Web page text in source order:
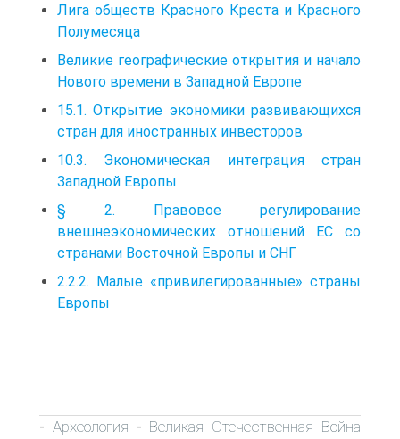
Лига обществ Красного Креста и Красного
Полумесяца
Великие географические открытия и начало
Нового времени в Западной Европе
15.1. Открытие экономики развивающихся
стран для иностранных инвесторов
10.3. Экономическая интеграция стран
Западной Европы
§ 2. Правовое регулирование
внешнеэкономических отношений ЕС со
странами Восточной Европы и СНГ
2.2.2. Малые «привилегированные» страны
Европы
- Археология - Великая Отечественная Война